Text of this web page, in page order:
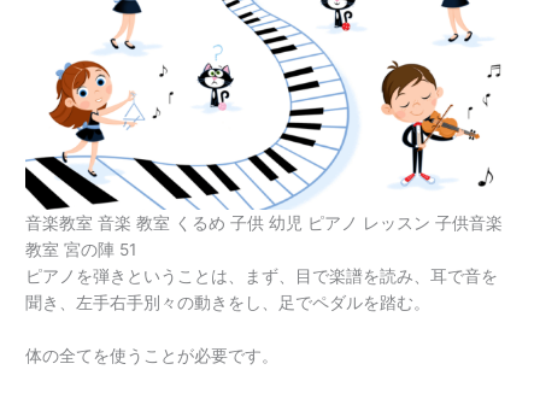
音楽教室 音楽 教室 くるめ 子供 幼児 ピアノ レッスン 子供音楽
教室 宮の陣 51
ピアノを弾きということは、まず、目で楽譜を読み、耳で音を
聞き、左手右手別々の動きをし、足でペダルを踏む。
体の全てを使うことが必要です。